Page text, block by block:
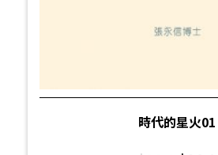
時代的星火01